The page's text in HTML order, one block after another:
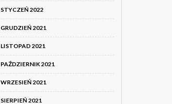
STYCZEŃ 2022
GRUDZIEŃ 2021
LISTOPAD 2021
PAŹDZIERNIK 2021
WRZESIEŃ 2021
SIERPIEŃ 2021